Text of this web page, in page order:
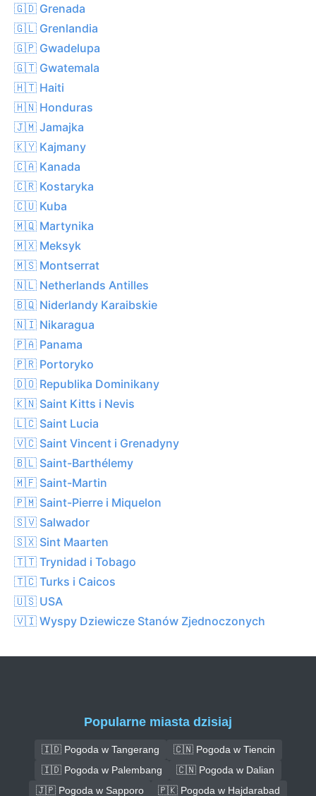
🇬🇩 Grenada
🇬🇱 Grenlandia
🇬🇵 Gwadelupa
🇬🇹 Gwatemala
🇭🇹 Haiti
🇭🇳 Honduras
🇯🇲 Jamajka
🇰🇾 Kajmany
🇨🇦 Kanada
🇨🇷 Kostaryka
🇨🇺 Kuba
🇲🇶 Martynika
🇲🇽 Meksyk
🇲🇸 Montserrat
🇳🇱 Netherlands Antilles
🇧🇶 Niderlandy Karaibskie
🇳🇮 Nikaragua
🇵🇦 Panama
🇵🇷 Portoryko
🇩🇴 Republika Dominikany
🇰🇳 Saint Kitts i Nevis
🇱🇨 Saint Lucia
🇻🇨 Saint Vincent i Grenadyny
🇧🇱 Saint-Barthélemy
🇲🇫 Saint-Martin
🇵🇲 Saint-Pierre i Miquelon
🇸🇻 Salwador
🇸🇽 Sint Maarten
🇹🇹 Trynidad i Tobago
🇹🇨 Turks i Caicos
🇺🇸 USA
🇻🇮 Wyspy Dziewicze Stanów Zjednoczonych
Popularne miasta dzisiaj
🇮🇩 Pogoda w Tangerang
🇨🇳 Pogoda w Tiencin
🇮🇩 Pogoda w Palembang
🇨🇳 Pogoda w Dalian
🇯🇵 Pogoda w Sapporo
🇵🇰 Pogoda w Hajdarabad